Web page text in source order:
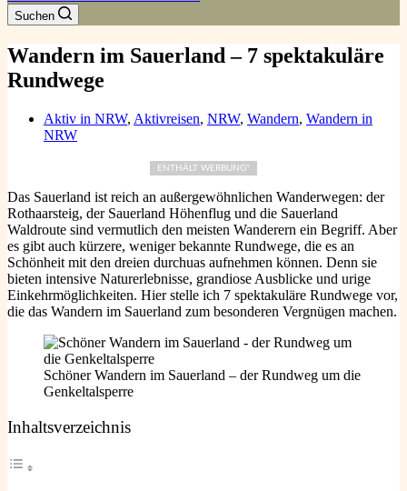
Suchen
Wandern im Sauerland – 7 spektakuläre
Rundwege
Aktiv in NRW, Aktivreisen, NRW, Wandern, Wandern in
NRW
ENTHÄLT WERBUNG*
Das Sauerland ist reich an außergewöhnlichen Wanderwegen: der
Rothaarsteig, der Sauerland Höhenflug und die Sauerland
Waldroute sind vermutlich den meisten Wanderern ein Begriff. Aber
es gibt auch kürzere, weniger bekannte Rundwege, die es an
Schönheit mit den dreien durchuas aufnehmen können. Denn sie
bieten intensive Naturerlebnisse, grandiose Ausblicke und urige
Einkehrmöglichkeiten. Hier stelle ich 7 spektakuläre Rundwege vor,
die das Wandern im Sauerland zum besonderen Vergnügen machen.
Schöner Wandern im Sauerland – der Rundweg um die
Genkeltalsperre
Inhaltsverzeichnis